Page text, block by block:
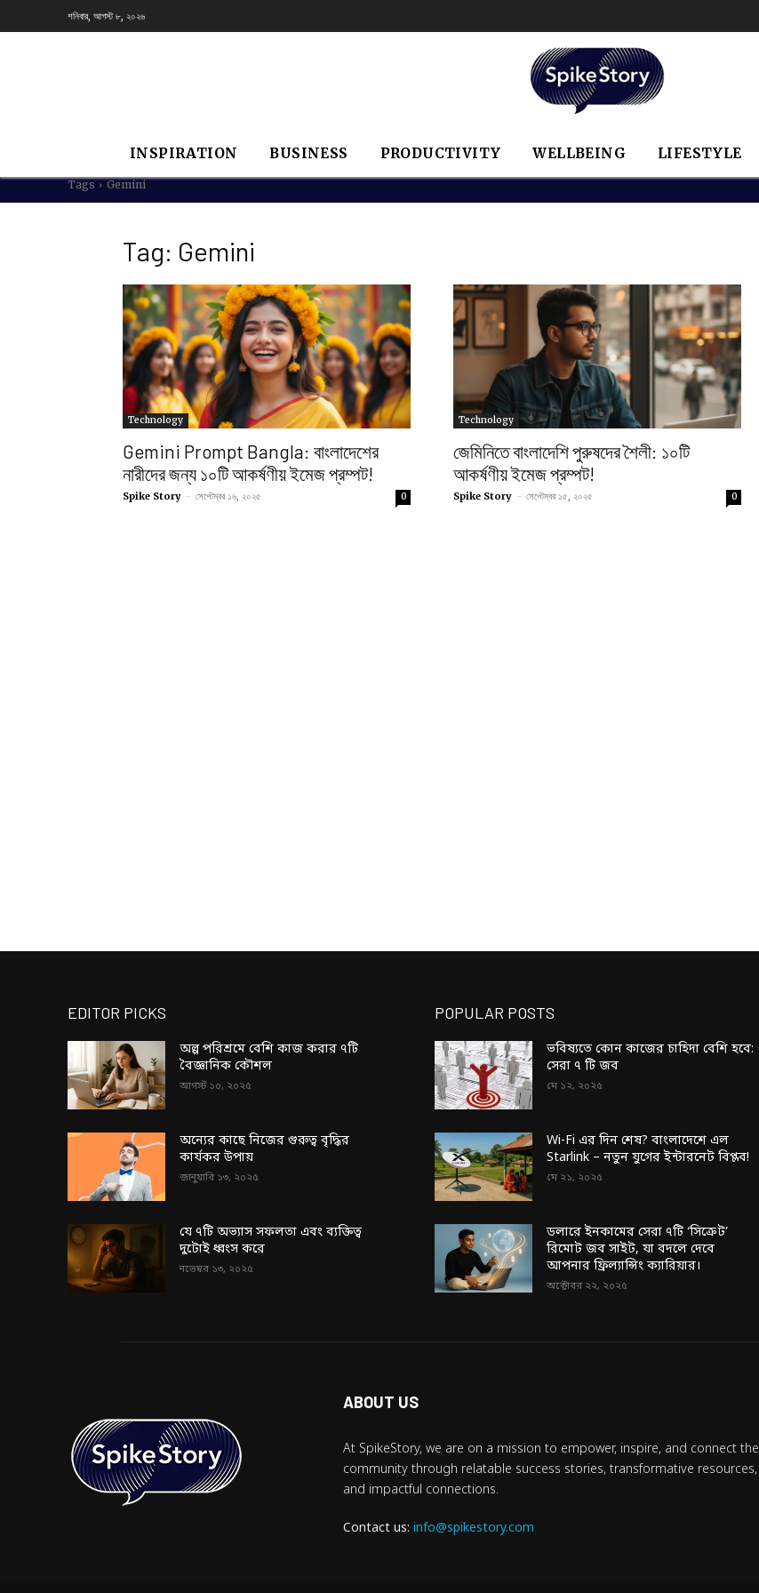
শনিবার, আগস্ট ৮, ২০২৬
INSPIRATION BUSINESS PRODUCTIVITY WELLBEING LIFESTYLE
Tags Gemini
Tag: Gemini
Technology
Gemini Prompt Bangla: বাংলাদেশের
নারীদের জন্য ১০টি আকর্ষণীয় ইমেজ প্রম্পট!
Spike Story - সেপ্টেম্বর ১৬, ২০২৫ 0
Technology
জেমিনিতে বাংলাদেশি পুরুষদের শৈলী: ১০টি
আকর্ষণীয় ইমেজ প্রম্পট!
Spike Story - সেপ্টেম্বর ১৫, ২০২৫ 0
EDITOR PICKS
অল্প পরিশ্রমে বেশি কাজ করার ৭টি
বৈজ্ঞানিক কৌশল
আগস্ট ১০, ২০২৫
অন্যের কাছে নিজের গুরুত্ব বৃদ্ধির
কার্যকর উপায়
জানুয়ারি ১৩, ২০২৫
যে ৭টি অভ্যাস সফলতা এবং ব্যক্তিত্ব
দুটোই ধ্বংস করে
নভেম্বর ১৩, ২০২৫
POPULAR POSTS
ভবিষ্যতে কোন কাজের চাহিদা বেশি হবে:
সেরা ৭ টি জব
মে ১২, ২০২৫
Wi-Fi এর দিন শেষ? বাংলাদেশে এল
Starlink – নতুন যুগের ইন্টারনেট বিপ্লব!
মে ২১, ২০২৫
ডলারে ইনকামের সেরা ৭টি ‘সিক্রেট’
রিমোট জব সাইট, যা বদলে দেবে
আপনার ফ্রিল্যান্সিং ক্যারিয়ার।
অক্টোবর ২২, ২০২৫
ABOUT US
At SpikeStory, we are on a mission to empower, inspire, and connect the
community through relatable success stories, transformative resources,
and impactful connections.
Contact us: info@spikestory.com